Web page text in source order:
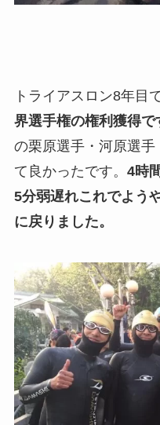
トライアスロン8年目で
界選手権の権利獲得で
の栗原選手・河原選手
て良かったです。 4時
5分弱遅れこれでよう
に戻りました。